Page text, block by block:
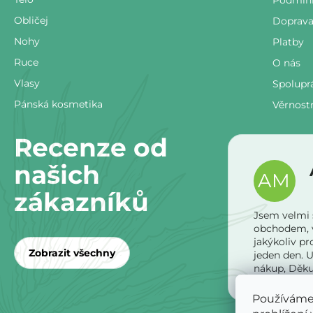
Obličej
Nohy
Ruce
Vlasy
Pánská kosmetika
Doprava
Platby
O nás
Recenze od
našich
zákazníků
Zobrazit všechny
AM
Jsem velmi
obchodem,
jakýkoliv
jeden den.
nákup,